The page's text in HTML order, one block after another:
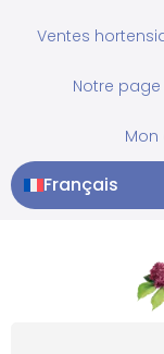
Ventes
Notre
Français